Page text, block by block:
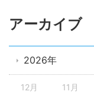
アーカイブ
2026年
12月 11月